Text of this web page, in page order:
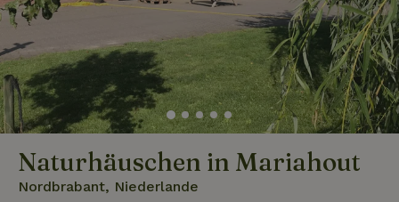
Naturhäuschen in Mariahout
Nordbrabant, Niederlande